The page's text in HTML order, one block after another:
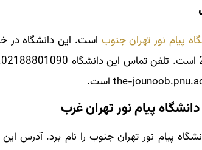
پیام ‌نور تهران‌ جنوب است. این دانشگاه در
پیام‌ نور تهران ‌جنوب را نام برد. آدرس